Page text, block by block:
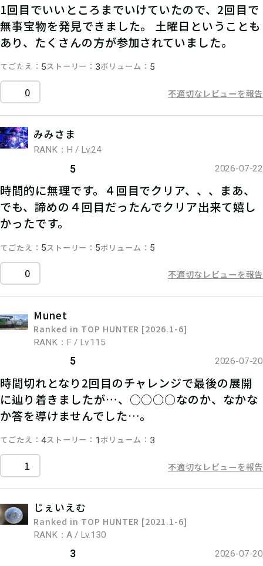
1回目でいいところまでいけていたので、2回目で
無事宝物を発見できました。 土曜日ということも
あり、たくさんの方が参加されていました。
てごたえ 5ストーリー 3ボリューム 5
0 不適切なレビューを報告
みみさま
RANK：H / Lv.24
5 2026-07-22
時間的に無理です。４回目でクリア、、、まあ、
でも、諦めの４回目だったんでクリア出来て嬉し
かったです。
てごたえ 5ストーリー 5ボリューム 5
0 不適切なレビューを報告
Munet
Ranked in TOP HUNTER [2026.1-6]
RANK：F / Lv.115
5 2026-07-20
時間切れとなり2回目のチャレンジで最後の展開
に辿り着きましたが…、○○○○なのか、なかな
か答を導けませんでした…。
てごたえ 4ストーリー 1 ボリューム 3
1 不適切なレビューを報告
じぇいえむ
Ranked in TOP HUNTER [2021.1-6]
RANK：A / Lv.130
3 2026-07-20